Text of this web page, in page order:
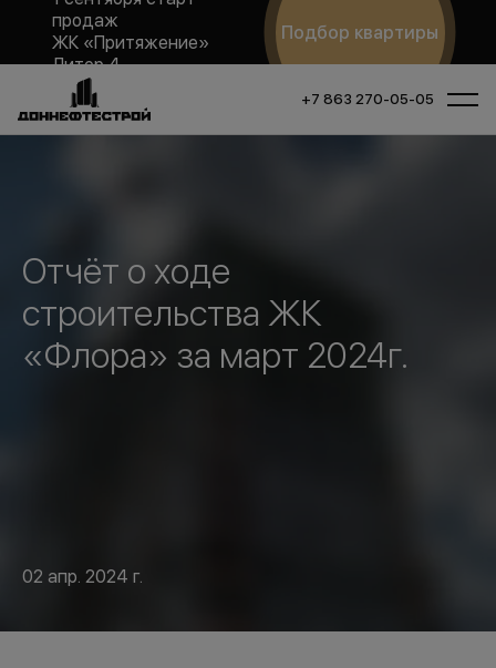
продаж
ЖК «Притяжение»
Литер 4
Подбор квартиры
+7 863 270-05-05
Отчёт о ходе
строительства ЖК
«Флора» за март 2024г.
02 апр. 2024 г.